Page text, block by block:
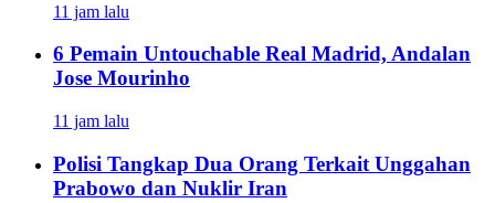
11 jam lalu
6 Pemain Untouchable Real Madrid, Andalan
Jose Mourinho
11 jam lalu
Polisi Tangkap Dua Orang Terkait Unggahan
Prabowo dan Nuklir Iran